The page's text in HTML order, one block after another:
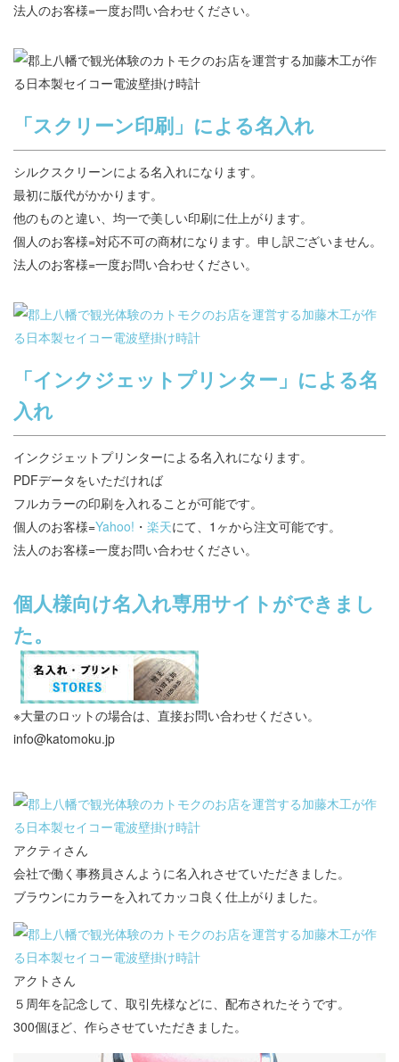
法人のお客様=一度お問い合わせください。
「スクリーン印刷」による名入れ
シルクスクリーンによる名入れになります。
最初に版代がかかります。
他のものと違い、均一で美しい印刷に仕上がります。
個人のお客様=対応不可の商材になります。申し訳ございません。
法人のお客様=一度お問い合わせください。
「インクジェットプリンター」による名
入れ
インクジェットプリンターによる名入れになります。
PDFデータをいただければ
フルカラーの印刷を入れることが可能です。
個人のお客様=Yahoo! ・ 楽天にて、1ヶから注文可能です。
法人のお客様=一度お問い合わせください。
個人様向け名入れ専用サイトができまし
た。
※大量のロットの場合は、直接お問い合わせください。
info@katomoku.jp
アクティさん
会社で働く事務員さんように名入れさせていただきました。
ブラウンにカラーを入れてカッコ良く仕上がりました。
アクトさん
５周年を記念して、取引先様などに、配布されたそうです。
300個ほど、作らさせていただきました。